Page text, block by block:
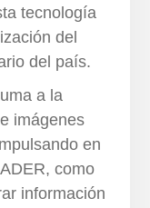
tecnología
del
del país.
a la
imágenes
en
como
información